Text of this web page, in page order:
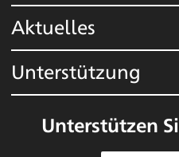
Aktuelles
Unterstützung
Unterstützen